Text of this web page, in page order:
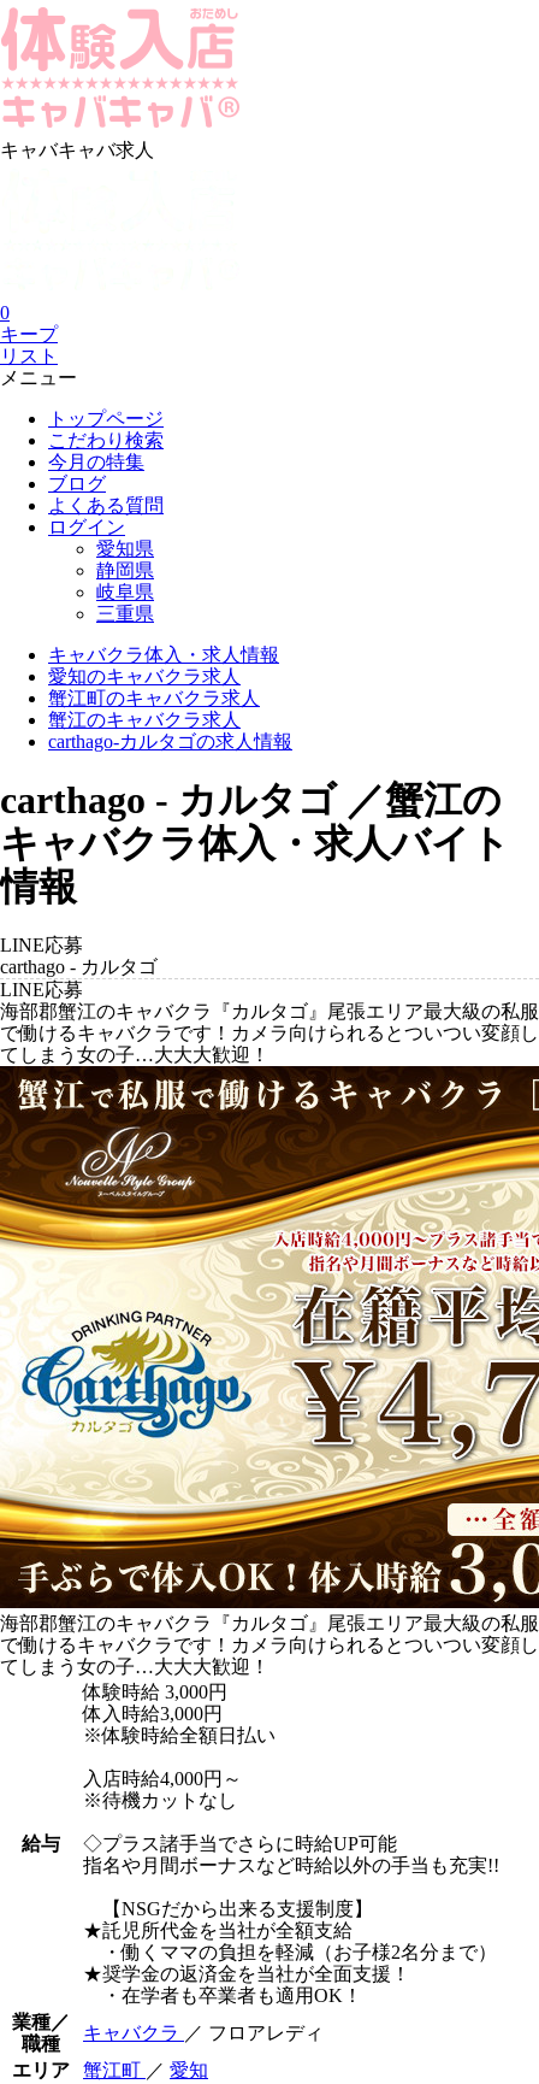
キャバキャバ求人
0
キープ
リスト
メニュー
トップページ
こだわり検索
今月の特集
ブログ
よくある質問
ログイン
愛知県
静岡県
岐阜県
三重県
キャバクラ体入・求人情報
愛知のキャバクラ求人
蟹江町のキャバクラ求人
蟹江のキャバクラ求人
carthago-カルタゴの求人情報
carthago - カルタゴ ／蟹江の
キャバクラ体入・求人バイト
情報
LINE応募
carthago - カルタゴ
LINE応募
海部郡蟹江のキャバクラ『カルタゴ』尾張エリア最大級の私服
で働けるキャバクラです！カメラ向けられるとついつい変顔し
てしまう女の子…大大大歓迎！
海部郡蟹江のキャバクラ『カルタゴ』尾張エリア最大級の私服
で働けるキャバクラです！カメラ向けられるとついつい変顔し
てしまう女の子…大大大歓迎！
給与
体験時給 3,000円
体入時給3,000円
※体験時給全額日払い
入店時給4,000円～
※待機カットなし
◇プラス諸手当でさらに時給UP可能
指名や月間ボーナスなど時給以外の手当も充実!!
【NSGだから出来る支援制度】
★託児所代金を当社が全額支給
・働くママの負担を軽減（お子様2名分まで）
★奨学金の返済金を当社が全面支援！
・在学者も卒業者も適用OK！
業種／
職種
キャバクラ ／ フロアレディ
エリア
蟹江町 ／ 愛知